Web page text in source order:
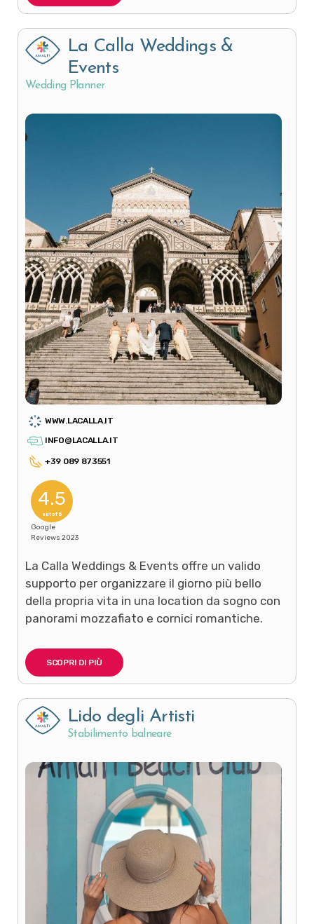
La Calla Weddings &
Events
Wedding Planner
WWW.LACALLA.IT
INFO@LACALLA.IT
+39 089 873551
4.5
out of 5
Google
Reviews 2023
La Calla Weddings & Events offre un valido
supporto per organizzare il giorno più bello
della propria vita in una location da sogno con
panorami mozzafiato e cornici romantiche.
SCOPRI DI PIÙ
Lido degli Artisti
Stabilimento balneare